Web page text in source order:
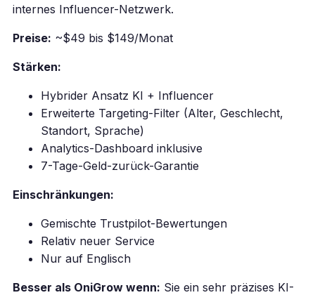
internes Influencer-Netzwerk.
Preise: ~$49 bis $149/Monat
Stärken:
Hybrider Ansatz KI + Influencer
Erweiterte Targeting-Filter (Alter, Geschlecht,
Standort, Sprache)
Analytics-Dashboard inklusive
7-Tage-Geld-zurück-Garantie
Einschränkungen:
Gemischte Trustpilot-Bewertungen
Relativ neuer Service
Nur auf Englisch
Besser als OniGrow wenn: Sie ein sehr präzises KI-